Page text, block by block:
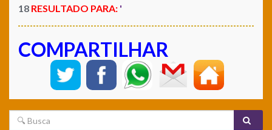
18 RESULTADO PARA: '
COMPARTILHAR